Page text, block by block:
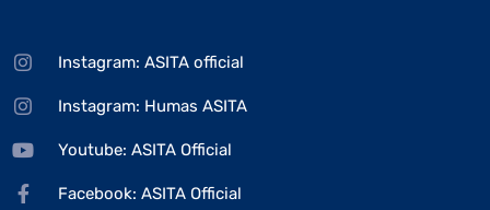
Instagram: ASITA official
Instagram: Humas ASITA
Youtube: ASITA Official
Facebook: ASITA Official